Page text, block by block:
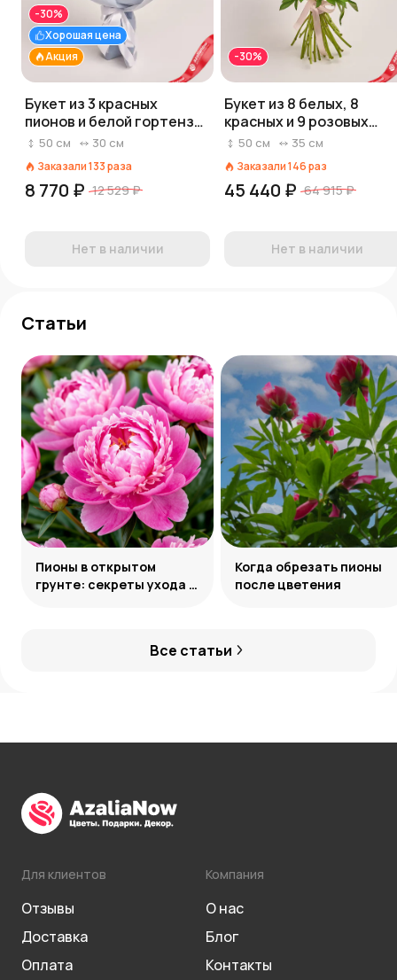
Акция
Хорошая цена
-30%
Букет из 3 красных
пионов и белой гортензии
в голубой пленке
50 см 30 см
Заказали133раза
8 770 ₽ 12 529 ₽
Нет в наличии
-30%
Букет из 8 белых, 8
красных и 9 розовых
пионов
50 см 35 см
Заказали146раз
45 440 ₽ 64 915 ₽
Нет в наличии
Статьи
Все статьи
Пионы в открытом
грунте: секреты ухода и
Когда обрезать пионы
после цветения
Для клиентов
Отзывы
Доставка
Оплата
Компания
О нас
Блог
Контакты